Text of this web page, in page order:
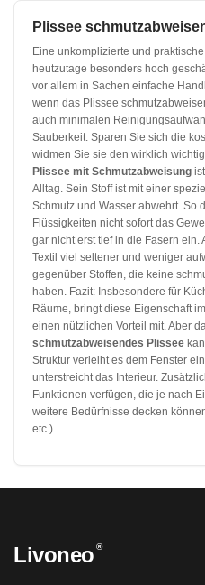
Plissee
Eine unkomplizierte und praktische
heutzutage besonders hoch
vor allem in Sachen einfache
wenn das Plissee
auch minimalen
Sauberkeit. Sparen Sie sich die
widmen Sie sie den wirklich
Plissee mit Schmutzabweisung
Alltag. Sein Stoff ist mit einer
Schmutz und Wasser abwehrt. So
Flüssigkeiten nicht sofort das
gar nicht erst tief in die Fasern
Textil viel seltener und weniger
gegenüber Stoffen, die keine
haben. Fazit: Insbesondere für
Räume, bringt diese Eigenschaft
einen nützlichen Vorteil mit. Aber
schmutzabweisendes Plissee
Struktur verleiht es dem Fenster
unterstreicht das Interieur.
Funktionen verfügen, die je nach
weitere Bedürfnisse decken
etc.).
Livoneo ®